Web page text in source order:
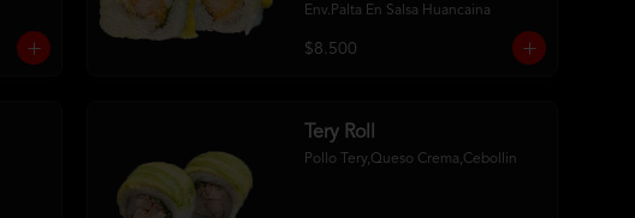
Env.Palta En Salsa Huancaina
$8.500
Tery Roll
Pollo Tery,Queso Crema,Cebollin